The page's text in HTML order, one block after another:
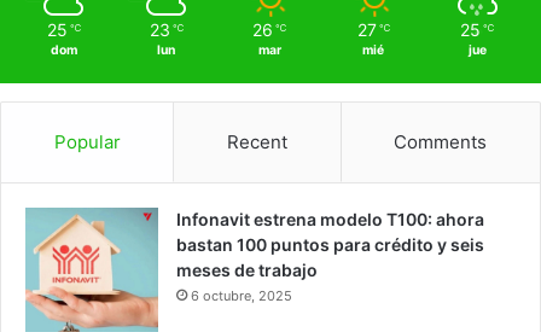
25 ℃
dom
23 ℃
lun
26 ℃
mar
27 ℃
mié
25 ℃
jue
Popular Recent Comments
Infonavit estrena modelo T100: ahora
bastan 100 puntos para crédito y seis
meses de trabajo
6 octubre, 2025